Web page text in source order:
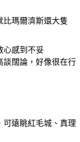
比瑪爾濟斯還大隻
心感到不妥
談闊論，好像很在行
可遠眺紅毛城、真理